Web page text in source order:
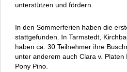
unterstützen und fördern.
In den Sommerferien haben die
stattgefunden. In Tarmstedt,
haben ca. 30 Teilnehmer ihre
unter anderem auch Clara v. Platen
Pony Pino.